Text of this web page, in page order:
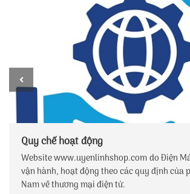
Quy chế hoạt động
Website www.uyenlinhshop.com do Điện
vận hành, hoạt động theo các quy định của
Nam về thương mại điện tử.